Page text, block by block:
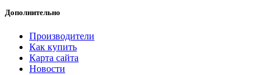
Дополнительно
Производители
Как купить
Карта сайта
Новости